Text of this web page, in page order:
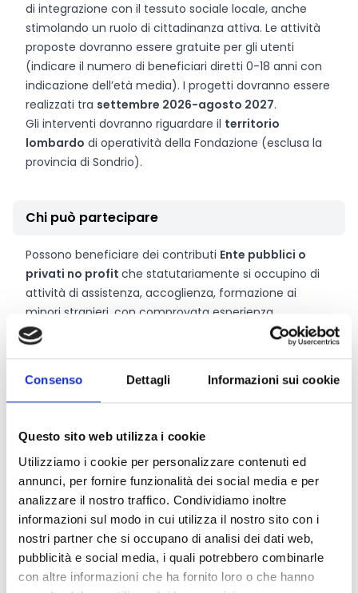
Consenso Dettagli Informazioni sui cookie
Questo sito web utilizza i cookie
Utilizziamo i cookie per personalizzare contenuti ed
annunci, per fornire funzionalità dei social media e per
analizzare il nostro traffico. Condividiamo inoltre
informazioni sul modo in cui utilizza il nostro sito con i
nostri partner che si occupano di analisi dei dati web,
pubblicità e social media, i quali potrebbero combinarle
con altre informazioni che ha fornito loro o che hanno
di integrazione con il tessuto sociale locale, anche
stimolando un ruolo di cittadinanza attiva. Le attività
proposte dovranno essere gratuite per gli utenti
(indicare il numero di beneficiari diretti 0-18 anni con
indicazione dell’età media). I progetti dovranno essere
realizzati tra settembre 2026-agosto 2027.
Gli interventi dovranno riguardare il territorio
lombardo di operatività della Fondazione (esclusa la
provincia di Sondrio).
Chi può partecipare
Possono beneficiare dei contributi Ente pubblici o
privati no profit che statutariamente si occupino di
attività di assistenza, accoglienza, formazione ai
minori stranieri, con comprovata esperienza
nell’ambito oggetto del bando e che non abbia già
presentato per il 2026 una richiesta di contributo o
d’opera.
Entità del contributo
La dotazione finanziaria complessiva ammonta a
300.000 Euro.
L’importo finanziabile a proposta deve essere
compreso10.000-30.000 Euro.